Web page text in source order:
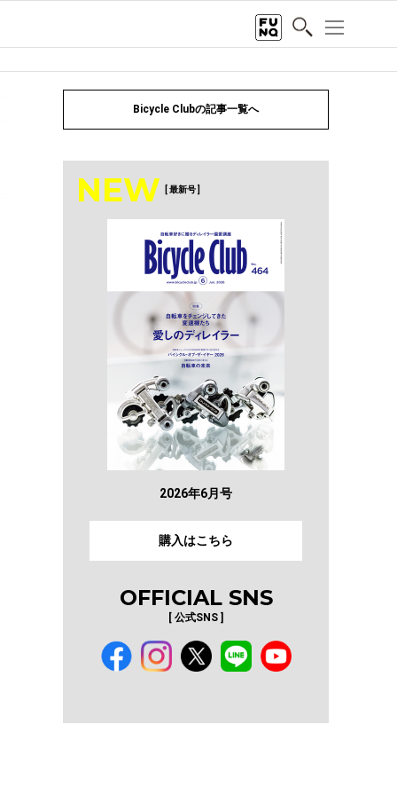
Bicycle Clubの記事一覧へ
NEW [ 最新号 ]
2026年6月号
購入はこちら
OFFICIAL SNS
[ 公式SNS ]